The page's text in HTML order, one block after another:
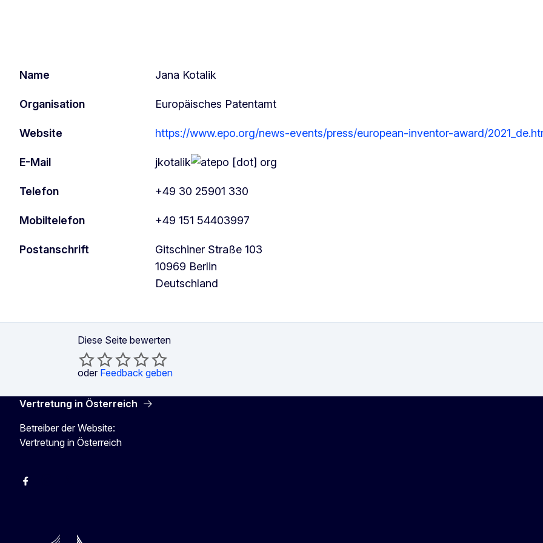
Name Jana Kotalik
Organisation Europäisches Patentamt
Website https://www.epo.org/news-events/press/european-inventor-award/
E-Mail jkotalik epo [dot] org
Telefon +49 30 25901 330
Mobiltelefon +49 151 54403997
Postanschrift
Gitschiner Straße 103
10969 Berlin
Deutschland
Diese Seite bewerten
oder Feedback geben
Vertretung in Österreich
Betreiber der Website:
Vertretung in Österreich
Facebook